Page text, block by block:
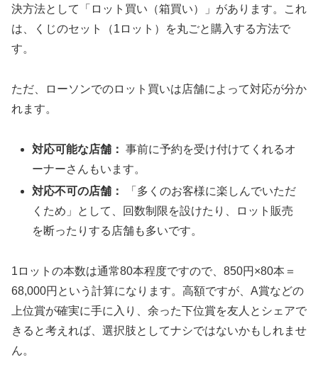
決方法として「ロット買い（箱買い）」があります。これ
は、くじのセット（1ロット）を丸ごと購入する方法で
す。
ただ、ローソンでのロット買いは店舗によって対応が分か
れます。
対応可能な店舗： 事前に予約を受け付けてくれるオ
ーナーさんもいます。
対応不可の店舗：
「多くのお客様に楽しんでいただ
くため」として、回数制限を設けたり、ロット販売
を断ったりする店舗も多いです。
1ロットの本数は通常80本程度ですので、850円×80本＝
68,000円という計算になります。高額ですが、A賞などの
上位賞が確実に手に入り、余った下位賞を友人とシェアで
きると考えれば、選択肢としてナシではないかもしれませ
ん。